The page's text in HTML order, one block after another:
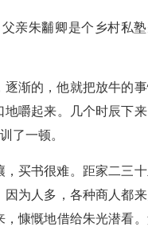
亲朱黼卿是个乡村私
渐的，他就把放牛的
嚼起来。几个时辰下来
了一顿。
买书很难。距家二三
为人多，各种商人都
慷慨地借给朱光潜看